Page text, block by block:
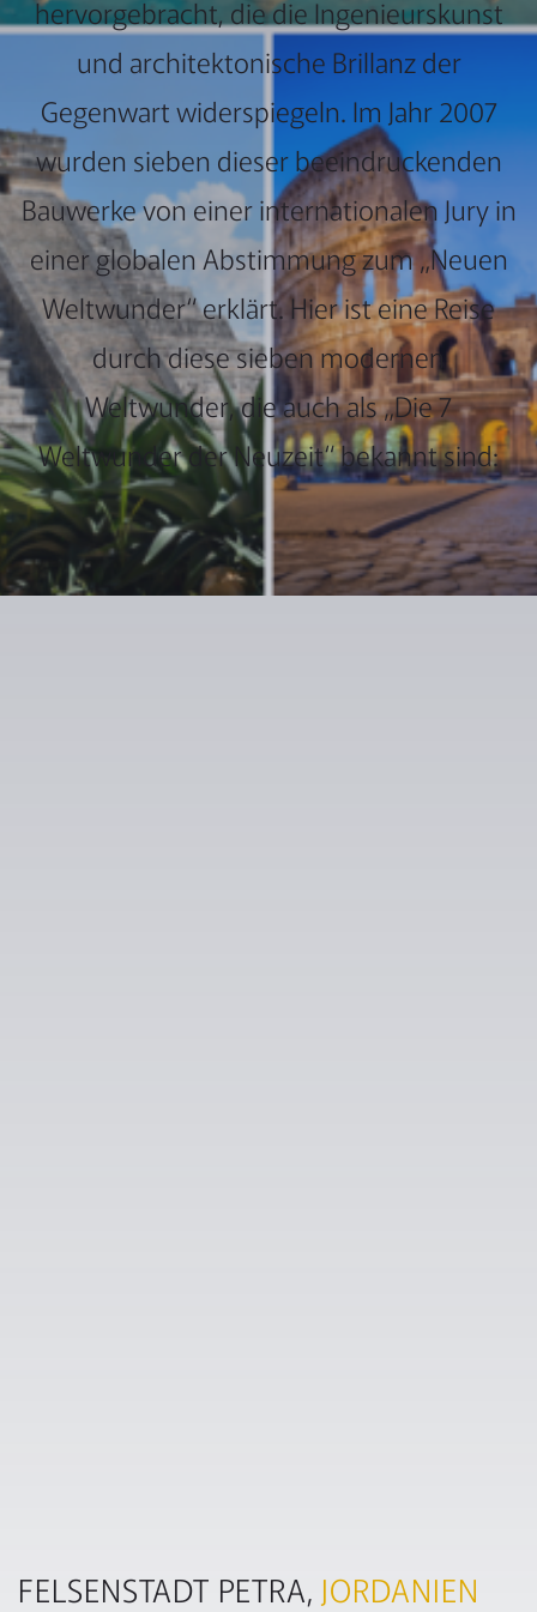
hervorgebracht, die die Ingenieurskunst
und architektonische Brillanz der
Gegenwart widerspiegeln. Im Jahr 2007
wurden sieben dieser beeindruckenden
Bauwerke von einer internationalen Jury in
einer globalen Abstimmung zum „Neuen
Weltwunder“ erklärt. Hier ist eine Reise
durch diese sieben modernen
Weltwunder, die auch als „Die 7
Weltwunder der Neuzeit“ bekannt sind:
FELSENSTADT PETRA, JORDANIEN